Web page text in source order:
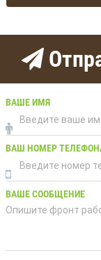
ВАШЕ ИМЯ
ВАШ НОМЕР
ВАШЕ СООБЩЕНИЕ